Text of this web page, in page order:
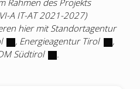
Rahmen des Projekts
A IT-AT 2021-2027)
hier mitStandortagentur
, Energieagentur Tirol
,
Südtirol .